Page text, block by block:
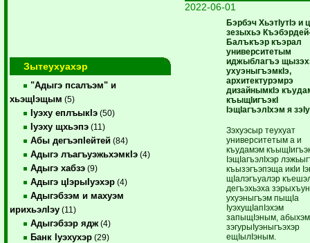
Зытеухуахэр
"Адыгэ псалъэм" и
хьэщIэщым (5)
Iуэху еплъыкIэ (50)
Iуэху щхьэпэ (11)
Абы дегъэпIейтей (84)
Адыгэ лъагъуэжьхэмкIэ (4)
Адыгэ хабзэ (9)
Адыгэ цIэрыIуэхэр (4)
Адыгэбзэм и махуэм
ирихьэлIэу (11)
Адыгэбзэр ядж (4)
Банк Iуэхухэр (29)
2022-06-01
Бэрбэч ХьэтIутIэ и
зезыхьэ
Балъкъэр къэрал
университетым
иджыблагъэ
ухуэныгъэмкIэ,
архитектурэмрэ
дизайнымкIэ
къыщIигъэкI
IэщIагъэлIхэм я
Зэхуэсыр теухуат
университетым а и
къудамэм
IэщIагъэлIхэр
къызэгъэпэща икIи
щIалэгъуалэр
дегъэхьэха
ухуэныгъэм пыщIа
IуэхущIапIэхэм
запыщIэным, абыхэм
зэгурыIуэныгъэхэр
ещIылIэным.